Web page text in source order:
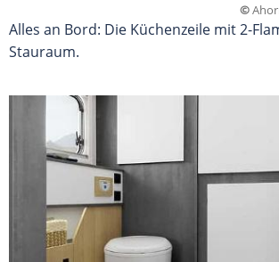
©
Alles an Bord: Die Küchenzeile mit 2-
Stauraum.